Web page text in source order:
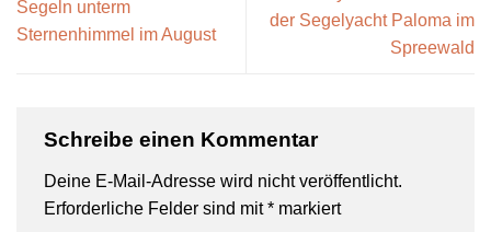
Segeln unterm
Sternenhimmel im August
der Segelyacht Paloma im
Spreewald
Schreibe einen Kommentar
Deine E-Mail-Adresse wird nicht veröffentlicht.
Erforderliche Felder sind mit* markiert